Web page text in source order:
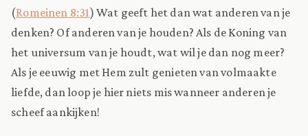
(Romeinen 8:31) Wat geeft het dan wat anderen van je
denken? Of anderen van je houden? Als de Koning van
het universum van je houdt, wat wil je dan nog meer?
Als je eeuwig met Hem zult genieten van volmaakte
liefde, dan loop je hier niets mis wanneer anderen je
scheef aankijken!